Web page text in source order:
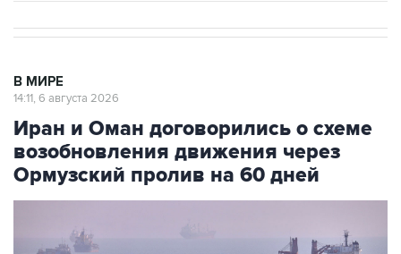
В МИРЕ
14:11, 6 августа 2026
Иран и Оман договорились о схеме
возобновления движения через
Ормузский пролив на 60 дней